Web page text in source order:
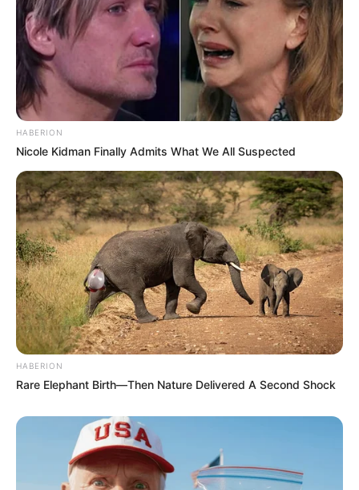
HABERION
Nicole Kidman Finally Admits What We All Suspected
HABERION
Rare Elephant Birth—Then Nature Delivered A Second Shock